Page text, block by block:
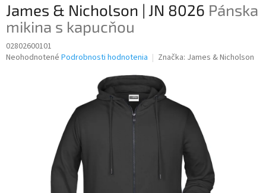
James & Nicholson | JN 8026 Pánska
mikina s kapucňou
02802600101
Priemerné
Neohodnotené Podrobnosti hodnotenia Značka: James & Nicholson